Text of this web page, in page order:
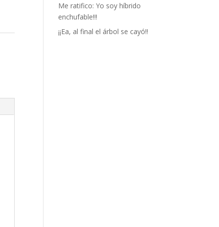
Me ratifico: Yo soy híbrido
enchufable!!!
¡¡Ea, al final el árbol se cayó!!